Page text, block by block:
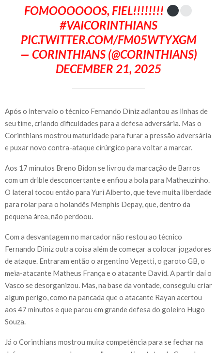
FOMOOOOOOS, FIEL!!!!!!!!
#VAICORINTHIANS
PIC.TWITTER.COM/FM05WTYXGM
— CORINTHIANS (@CORINTHIANS)
DECEMBER 21, 2025
Após o intervalo o técnico Fernando Diniz adiantou as linhas de
seu time, criando dificuldades para a defesa adversária. Mas o
Corinthians mostrou maturidade para furar a pressão adversária
e puxar novo contra-ataque cirúrgico para voltar a marcar.
Aos 17 minutos Breno Bidon se livrou da marcação de Barros
com um drible desconcertante e enfiou a bola para Matheuzinho.
O lateral tocou então para Yuri Alberto, que teve muita liberdade
para rolar para o holandês Memphis Depay, que, dentro da
pequena área, não perdoou.
Com a desvantagem no marcador não restou ao técnico
Fernando Diniz outra coisa além de começar a colocar jogadores
de ataque. Entraram então o argentino Vegetti, o garoto GB, o
meia-atacante Matheus França e o atacante David. A partir daí o
Vasco se desorganizou. Mas, na base da vontade, conseguiu criar
algum perigo, como na pancada que o atacante Rayan acertou
aos 47 minutos e que parou em grande defesa do goleiro Hugo
Souza.
Já o Corinthians mostrou muita competência para se fechar na